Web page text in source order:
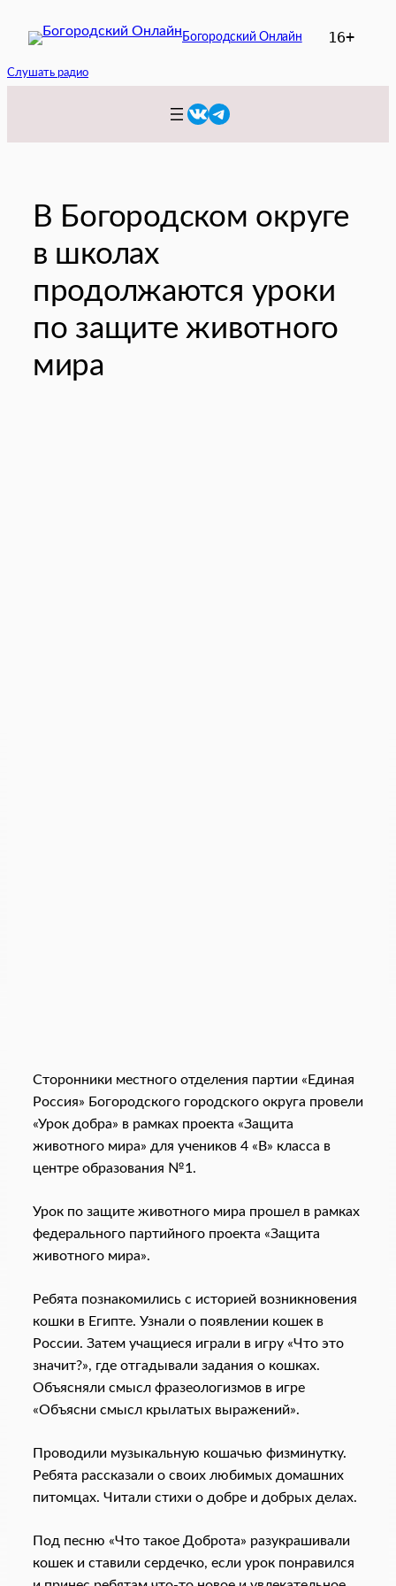
Богородский Онлайн 16+
Слушать радио
VKTelegram
В Богородском округе
в школах
продолжаются уроки
по защите животного
мира
Сторонники местного отделения партии «Единая
Россия» Богородского городского округа провели
«Урок добра» в рамках проекта «Защита
животного мира» для учеников 4 «В» класса в
центре образования №1.
Урок по защите животного мира прошел в рамках
федерального партийного проекта «Защита
животного мира».
Ребята познакомились с историей возникновения
кошки в Египте. Узнали о появлении кошек в
России. Затем учащиеся играли в игру «Что это
значит?», где отгадывали задания о кошках.
Объясняли смысл фразеологизмов в игре
«Объясни смысл крылатых выражений».
Проводили музыкальную кошачью физминутку.
Ребята рассказали о своих любимых домашних
питомцах. Читали стихи о добре и добрых делах.
Под песню «Что такое Доброта» разукрашивали
кошек и ставили сердечко, если урок понравился